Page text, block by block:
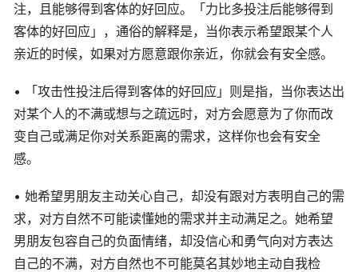
注，且能够得到客体的好回应。「力比多投注后能够得到
客体的好回应」，通俗的解释是，当你表示希望跟某个人
亲近的时候，如果对方愿意跟你亲近，你就会有安全感。
• 「攻击性投注后得到客体的好回应」则是指，当你表达出
对某个人的不满或想与之疏远时，对方会愿意为了你而改
变自己或满足你对关系距离的需求，这样你也会有安全
感。
• 她希望男朋友主动关心自己，却没有跟对方表明自己的需
求，对方自然不可能读懂她的需求并主动满足之。她希望
男朋友包容自己的负面情绪，却没信心和勇气向对方表达
自己的不满，对方自然也不可能莫名其妙地主动自我检